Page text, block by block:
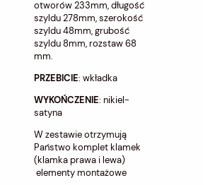
otworów 233mm, długość
szyldu 278mm, szerokość
szyldu 48mm, grubość
szyldu 8mm, rozstaw 68
mm.
PRZEBICIE: wkładka
WYKOŃCZENIE: nikiel-
satyna
W zestawie otrzymują
Państwo komplet klamek
(klamka prawa i lewa)
elementy montażowe